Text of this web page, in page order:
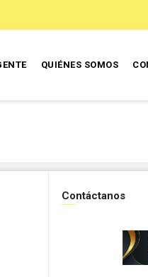
QUIÉNES SOMOS
Contáctanos